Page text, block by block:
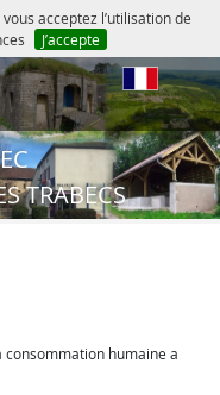
acceptez l’utilisation de
J’accepte
TRABECS
consommation humaine a